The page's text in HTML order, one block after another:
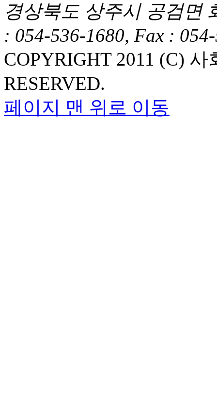
경상북도 상주시 공검면
: 054-536-1680, Fax :
COPYRIGHT 2011 (C)
RESERVED.
페이지 맨 위로 이동